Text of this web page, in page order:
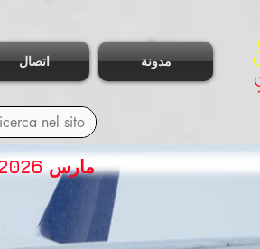
اتصال مدونة
6 مارس 2026